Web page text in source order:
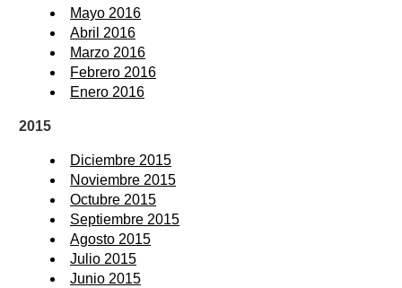
Mayo 2016
Abril 2016
Marzo 2016
Febrero 2016
Enero 2016
2015
Diciembre 2015
Noviembre 2015
Octubre 2015
Septiembre 2015
Agosto 2015
Julio 2015
Junio 2015